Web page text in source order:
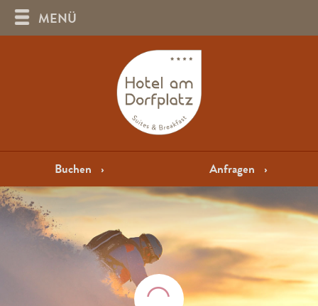
MENÜ
Buchen › Anfragen ›